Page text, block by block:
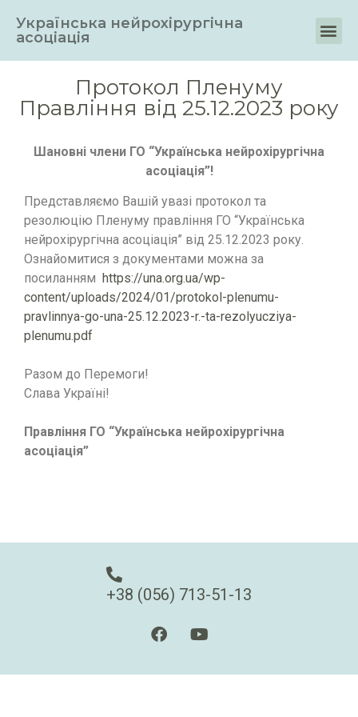
Українська нейрохірургічна
асоціація
Протокол Пленуму
Правління від 25.12.2023 року
Шановні члени ГО “Українська нейрохірургічна
асоціація”!
Представляємо Вашій увазі протокол та
резолюцію Пленуму правління ГО “Українська
нейрохірургічна асоціація” від 25.12.2023 року.
Ознайомитися з документами можна за
посиланням https://una.org.ua/wp-
content/uploads/2024/01/protokol-plenumu-
pravlinnya-go-una-25.12.2023-r.-ta-rezolyucziya-
plenumu.pdf
Разом до Перемоги!
Слава Україні!
Правління ГО “Українська нейрохірургічна
асоціація”
+38 (056) 713-51-13